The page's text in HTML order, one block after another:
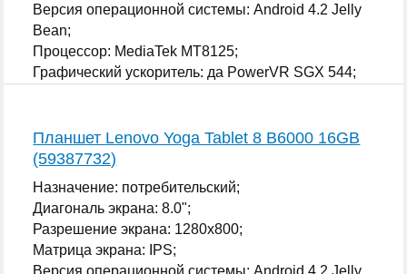
Версия операционной системы: Android 4.2 Jelly
Bean;
Процессор: MediaTek MT8125;
Графический ускоритель: да PowerVR SGX 544;
Планшет Lenovo Yoga Tablet 8 B6000 16GB
(59387732)
Назначение: потребительский;
Диагональ экрана: 8.0";
Разрешение экрана: 1280x800;
Матрица экрана: IPS;
Версия операционной системы: Android 4.2 Jelly